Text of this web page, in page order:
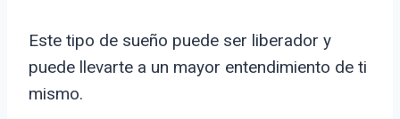
Este tipo de sueño puede ser liberador y
puede llevarte a un mayor entendimiento de ti
mismo.